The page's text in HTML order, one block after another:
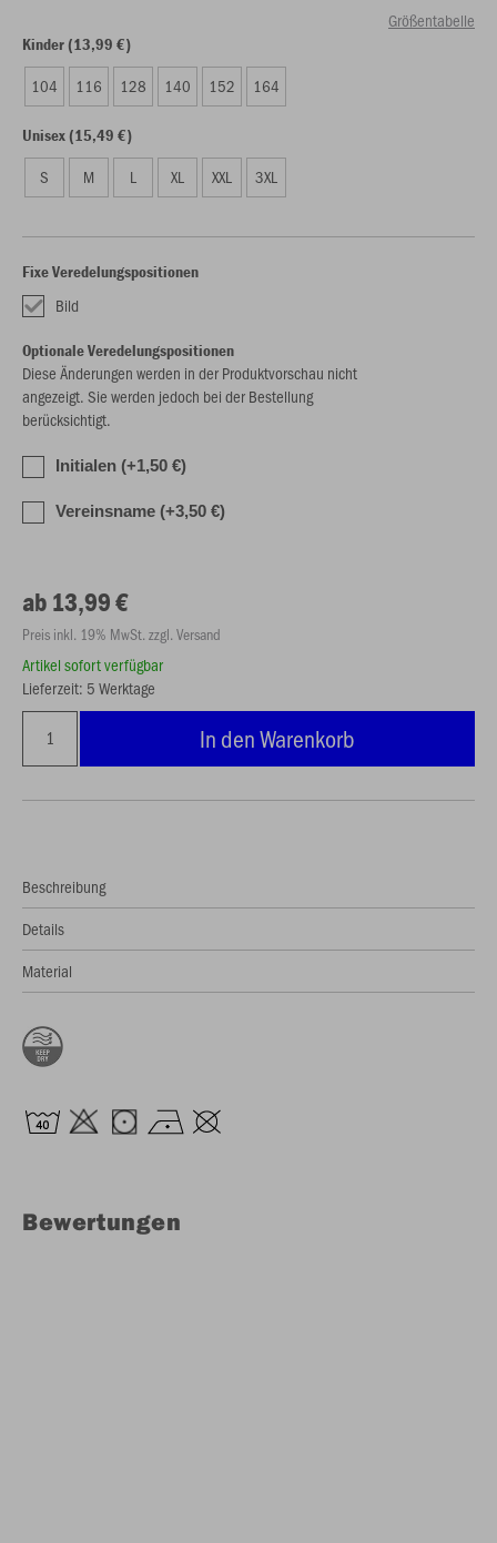
Größentabelle
Kinder (13,99 €)
104 116 128 140 152 164
Unisex (15,49 €)
S M L XL XXL 3XL
Fixe Veredelungspositionen
Bild
Optionale Veredelungspositionen
Diese Änderungen werden in der Produktvorschau nicht
angezeigt. Sie werden jedoch bei der Bestellung
berücksichtigt.
Initialen (+1,50 €)
Vereinsname (+3,50 €)
ab 13,99 €
Preis inkl. 19% MwSt. zzgl. Versand
Artikel sofort verfügbar
Lieferzeit: 5 Werktage
In den Warenkorb
Beschreibung
Details
Material
Bewertungen